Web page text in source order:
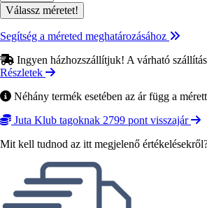
Segítség a méreted meghatározásához
Ingyen házhozszállítjuk! A várható
Részletek
Néhány termék esetében az ár függ a
Juta Klub tagoknak 2799 pont visszajár
Mit kell tudnod az itt megjelenő